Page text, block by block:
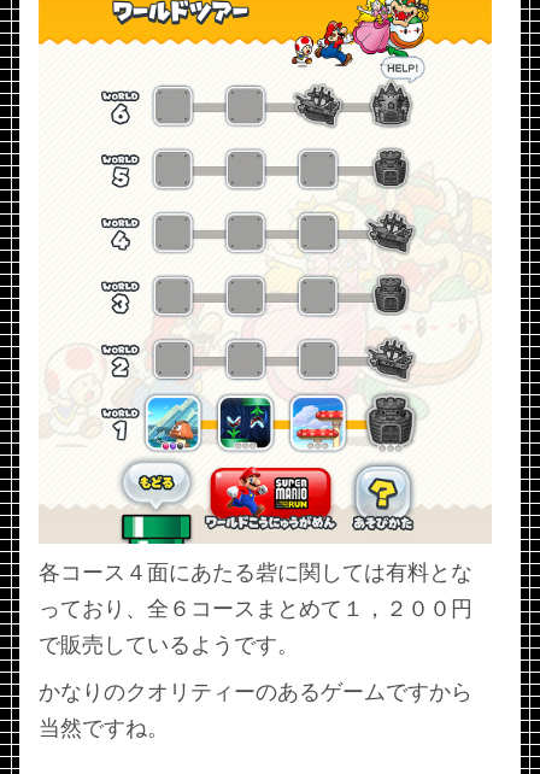
各コース４面にあたる砦に関しては有料とな
っており、全６コースまとめて１，２００円
で販売しているようです。
かなりのクオリティーのあるゲームですから
当然ですね。